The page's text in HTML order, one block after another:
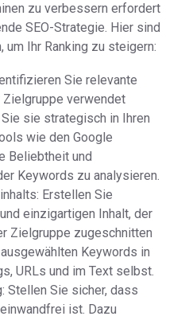
zu verbessern erfordert
SEO-Strategie. Hier sind
Ihr Ranking zu steigern:
Sie relevante
verwendet
sie strategisch in Ihren
wie den Google
Beliebtheit und
Keywords zu analysieren.
Erstellen Sie
einzigartigen Inhalt, der
Zielgruppe zugeschnitten
Keywords in
URLs und im Text selbst.
Stellen Sie sicher, dass
ist. Dazu